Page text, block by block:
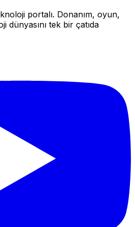
portalı. Donanım, oyun,
dünyasını tek bir çatıda